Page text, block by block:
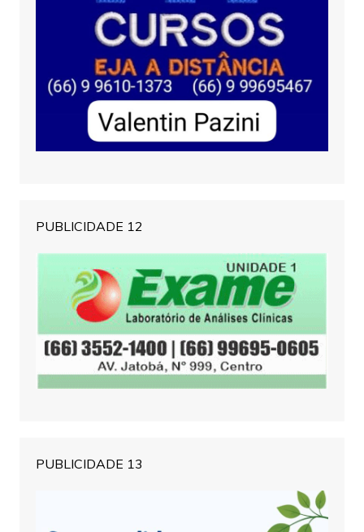
PUBLICIDADE 12
PUBLICIDADE 13